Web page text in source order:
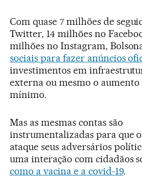
Com quase 7 milhões de
Twitter, 14 milhões no
milhões no Instagram,
sociais para fazer anúncios
investimentos em
externa ou mesmo o
mínimo.
Mas as mesmas contas são
instrumentalizadas para que
ataque seus adversários
uma interação com cidadãos
como a vacina e a covid-19.